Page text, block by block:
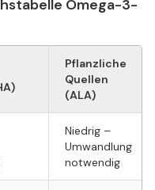
Omega-3-
Pflanzliche
Quellen
(ALA)
Niedrig –
Umwandlung
notwendig